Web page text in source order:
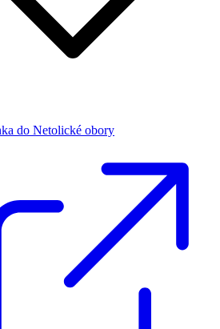
do Netolické obory